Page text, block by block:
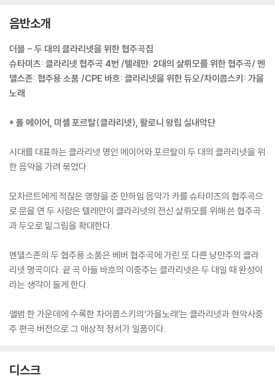
음반소개
더블 - 두 대의 클라리넷을 위한 협주곡집
슈타미츠: 클라리넷 협주곡 4번 /텔레만: 2대의 샬뤼모를 위한 협주곡/ 멘
델스존: 협주용 소품 /CPE 바흐: 클라리넷을 위한 듀오/차이콥스키: 가을
노래
* 폴 메이어, 미셸 포르탈(클라리넷), 왈로니 왕립 실내악단
시대를 대표하는 클라리넷 명인 메이어와 포르탈이 두 대의 클라리넷을 위
한 음악을 가려 묶었다.
모차르트에게 적잖은 영향을 준 만하임 음악가 카를 슈타미츠의 협주곡으
로 문을 연 두 사람은 텔레만이 클라리넷의 전신 샬뤼모를 위해 쓴 협주곡
과 두오로 밑그림을 확대한다.
멘델스존의 두 협주용 소품은 베버 협주곡에 가린 또 다른 낭만주의 클라
리넷 명곡이다. 끝 곡 아들 바흐의 이중주는 클라리넷은 두 대일 때 완성이
라는 생각이 들게 한다.
앨범 한 가운데에 수록한 차이콥스키의‘가을노래’는 클라리넷과 현악사중
주 편곡 버전으로 그 애상적 정서가 일품이다.
디스크